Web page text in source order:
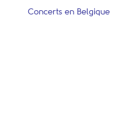
Concerts en Belgique